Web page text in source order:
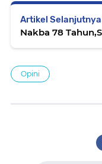
Artikel Selanjutnya
Nakba 78
Opini